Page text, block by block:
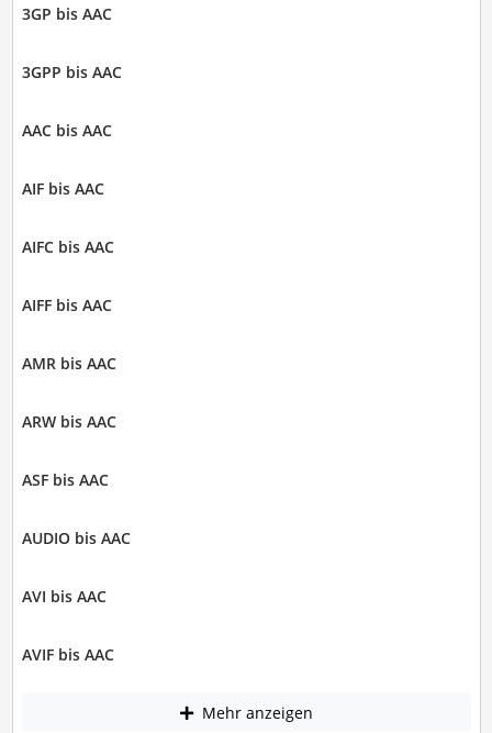
3GP bis AAC
3GPP bis AAC
AAC bis AAC
AIF bis AAC
AIFC bis AAC
AIFF bis AAC
AMR bis AAC
ARW bis AAC
ASF bis AAC
AUDIO bis AAC
AVI bis AAC
AVIF bis AAC
Mehr anzeigen